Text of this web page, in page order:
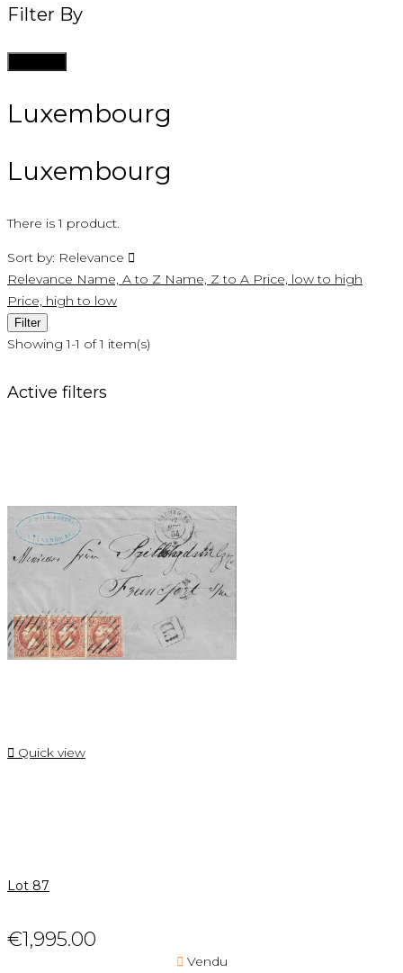
Filter By
Luxembourg
Luxembourg
There is 1 product.
Sort by: Relevance 
Relevance Name, A to Z Name, Z to A Price, low to high
Price, high to low
Filter
Showing 1-1 of 1 item(s)
Active filters
 Quick view
Lot 87
€1,995.00
 Vendu